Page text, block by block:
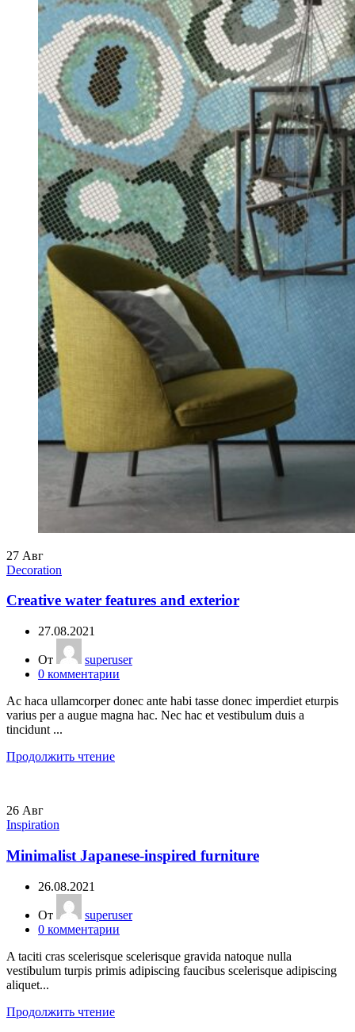
27 Авг
Decoration
Creative water features and exterior
27.08.2021
От
superuser
0 комментарии
Ac haca ullamcorper donec ante habi tasse donec imperdiet eturpis
varius per a augue magna hac. Nec hac et vestibulum duis a
tincidunt ...
Продолжить чтение
26 Авг
Inspiration
Minimalist Japanese-inspired furniture
26.08.2021
От
superuser
0 комментарии
A taciti cras scelerisque scelerisque gravida natoque nulla
vestibulum turpis primis adipiscing faucibus scelerisque adipiscing
aliquet...
Продолжить чтение